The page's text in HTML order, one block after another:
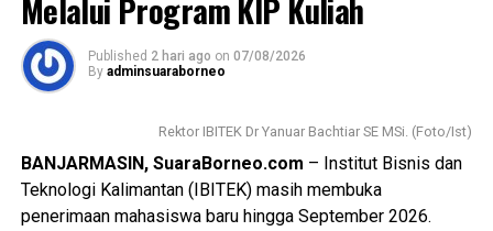
Melalui Program KIP Kuliah
Published 2 hari ago on 07/08/2026
By adminsuaraborneo
Rektor IBITEK Dr Yanuar Bachtiar SE MSi. (Foto/Ist)
BANJARMASIN, SuaraBorneo.com – Institut Bisnis dan
Teknologi Kalimantan (IBITEK) masih membuka
penerimaan mahasiswa baru hingga September 2026.